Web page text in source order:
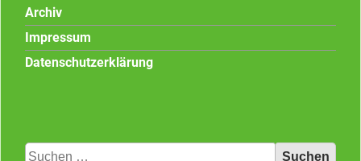
Archiv
Impressum
Datenschutzerklärung
Suchen